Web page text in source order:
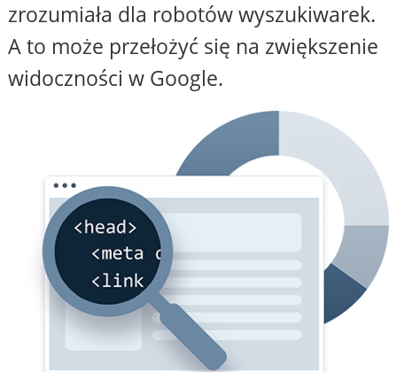
zrozumiała dla robotów wyszukiwarek.
A to może przełożyć się na zwiększenie
widoczności w Google.